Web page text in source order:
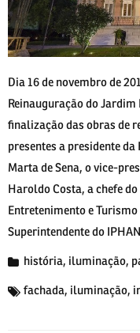
Dia 16 de novembro de
Reinauguração do
finalização das obras de
presentes a presidente da
Marta de Sena, o vice-
Haroldo Costa, a chefe
Entretenimento e Turismo
Superintendente do
história, iluminação,
fachada, iluminação,